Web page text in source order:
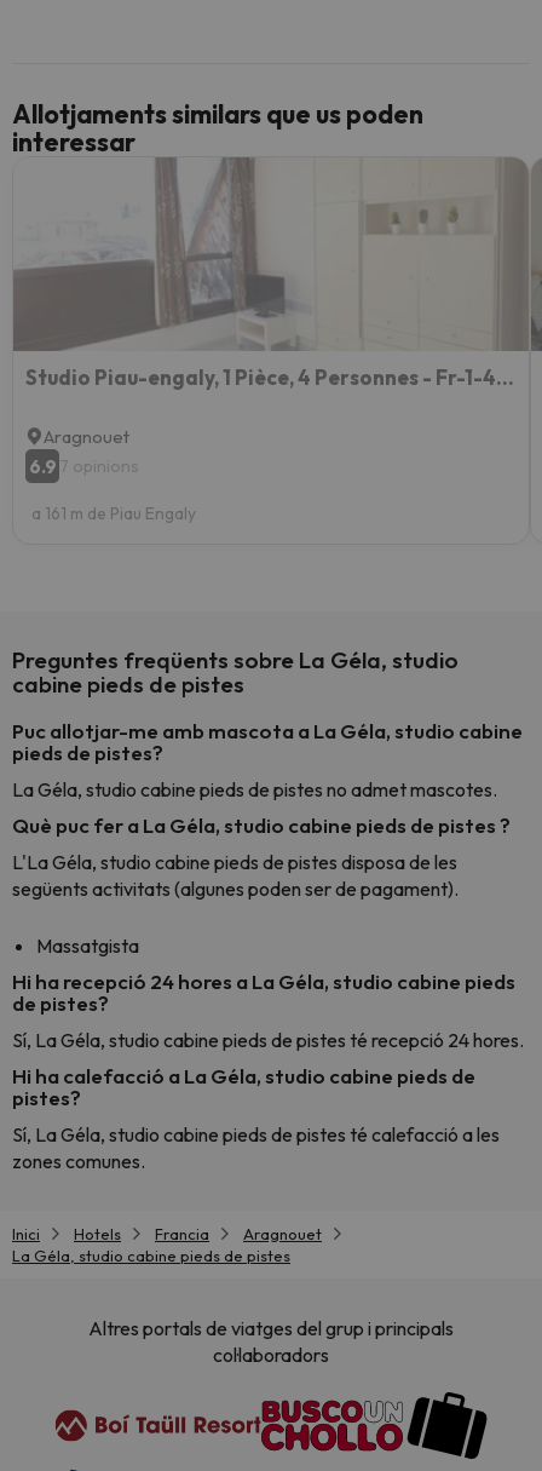
Allotjaments similars que us poden
interessar
Studio Piau-engaly, 1 Pièce, 4 Personnes - Fr-1-457-258
Aragnouet
6.9 7 opinions
a 161 m de Piau Engaly
Preguntes freqüents sobre La Géla, studio
cabine pieds de pistes
Puc allotjar-me amb mascota a La Géla, studio cabine
pieds de pistes?
La Géla, studio cabine pieds de pistes no admet mascotes.
Què puc fer a La Géla, studio cabine pieds de pistes ?
L'La Géla, studio cabine pieds de pistes disposa de les
següents activitats (algunes poden ser de pagament).
Massatgista
Hi ha recepció 24 hores a La Géla, studio cabine pieds
de pistes?
Sí, La Géla, studio cabine pieds de pistes té recepció 24 hores.
Hi ha calefacció a La Géla, studio cabine pieds de
pistes?
Sí, La Géla, studio cabine pieds de pistes té calefacció a les
zones comunes.
Inici Hotels Francia
Aragnouet
La Géla, studio cabine pieds de pistes
Altres portals de viatges del grup i principals
col·laboradors